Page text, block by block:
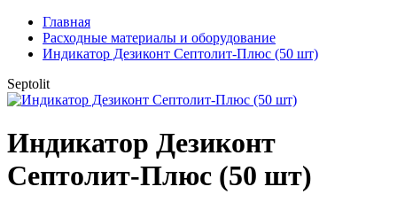
Главная
Расходные материалы и оборудование
Индикатор Дезиконт Септолит-Плюс (50 шт)
Septolit
Индикатор Дезиконт
Септолит-Плюс (50 шт)